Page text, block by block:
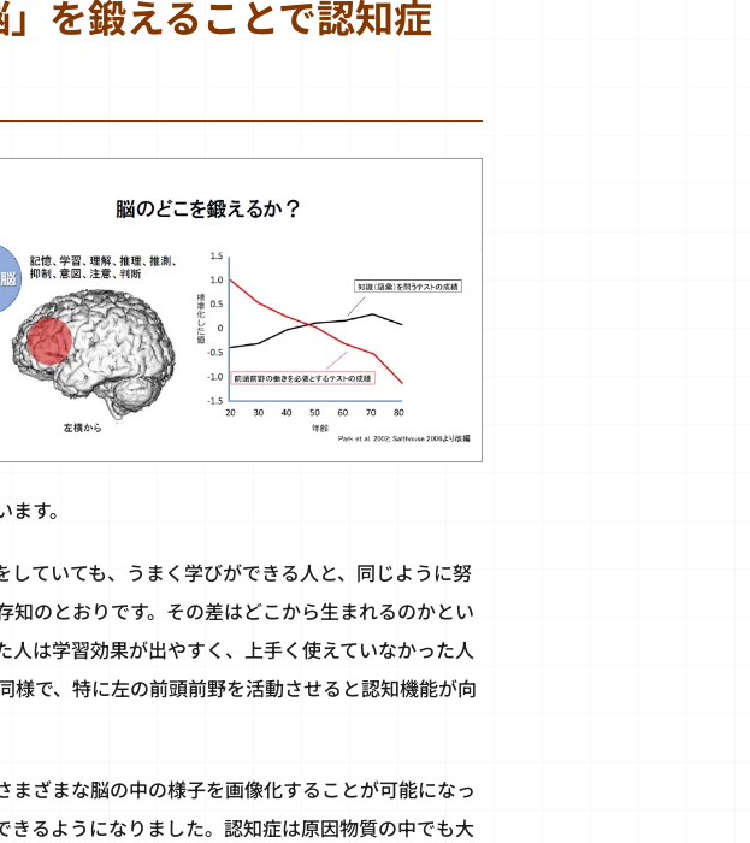
を鍛えることで認知症
す。
ていても、うまく学びができる人と、同じように努
のとおりです。その差はどこから生まれるのかとい
は学習効果が出やすく、上手く使えていなかった人
で、特に左の前頭前野を活動させると認知機能が向
ざまな脳の中の様子を画像化することが可能になっ
るようになりました。認知症は原因物質の中でも大